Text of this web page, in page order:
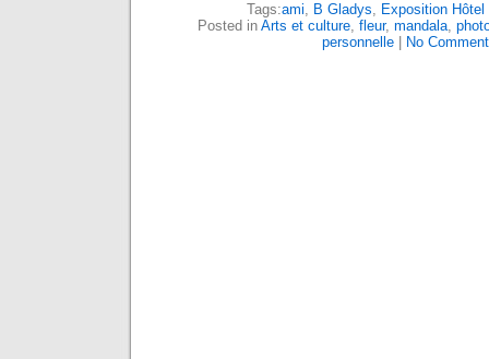
Tags:ami, B Gladys, Exposition Hôtel
Posted in Arts et culture, fleur, mandala,
personnelle| No